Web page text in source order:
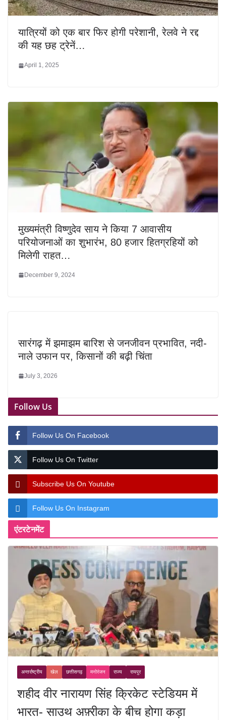
यात्रियों को एक बार फिर होगी परेशानी, रेलवे ने रद्द
की यह छह ट्रेनें…
April 1, 2025
मुख्यमंत्री विष्णुदेव साय ने किया 7 आवासीय
परियोजनाओं का शुभारंभ, 80 हजार हितग्रहियों को
मिलेगी राहत…
December 9, 2024
सारंगढ़ में झमाझम बारिश से जनजीवन प्रभावित, नदी-
नाले उफान पर, किसानों की बढ़ी चिंता
July 3, 2026
Follow Us
Follow Us On Facebook
Follow Us On Twitter
Subscribe Us On Youtube
Follow Us On Instagram
एंटरटेनमेंट
अन्तर्राष्ट्रीय खेल छत्तीसगढ़ मनोरंजन राज्य रायपुर
शहीद वीर नारायण सिंह क्रिकेट स्टेडियम में
भारत- साउथ अफ़्रीका के बीच होगा कड़ा